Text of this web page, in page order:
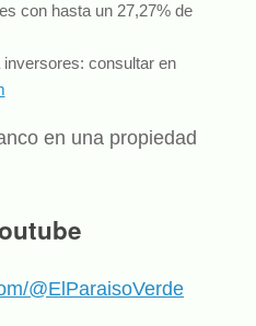
con hasta un 27,27% de
consultar en
en una propiedad
@ElParaisoVerde